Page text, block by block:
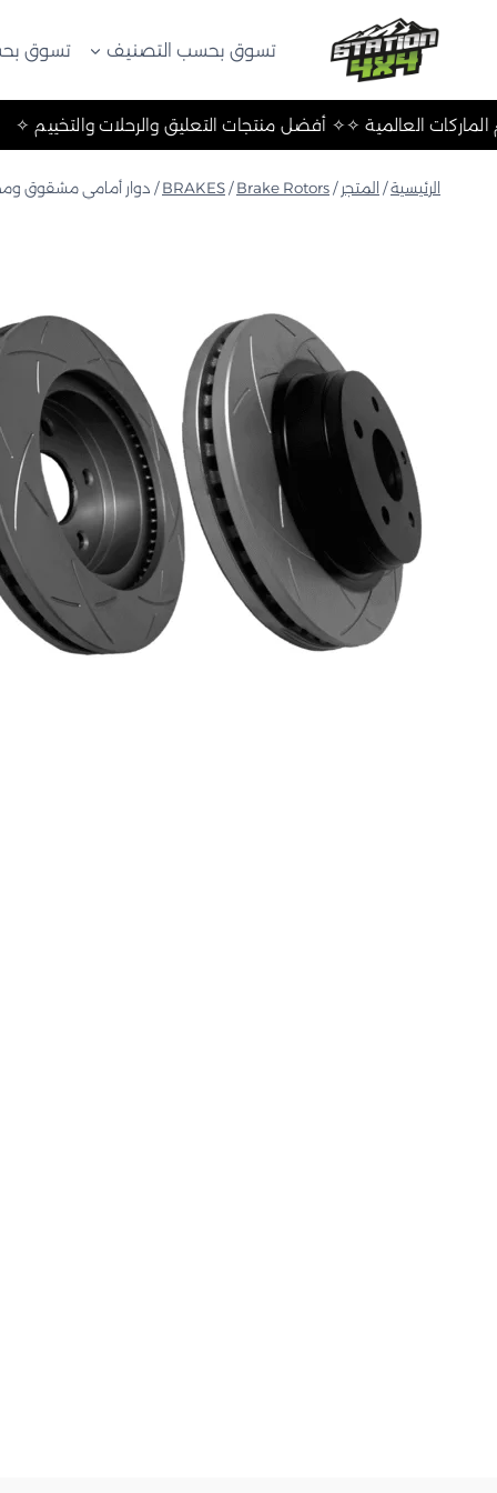
تسوق بحسب التصنيف تسوق
✧ أفضل منتجات التعليق✧ أهم الماركات العالمية ✧✧
الرئيسية/ المتجر /
BRAKES / Brake Rotors
/ دوار أمامي مشقوق